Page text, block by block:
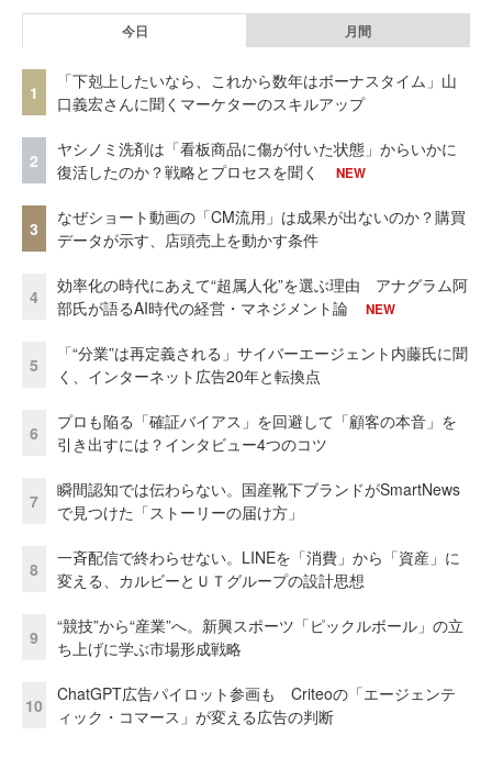
今日 月間
1
「下剋上したいなら、これから数年はボーナスタイム」山
口義宏さんに聞くマーケターのスキルアップ
2
ヤシノミ洗剤は「看板商品に傷が付いた状態」からいかに
復活したのか？戦略とプロセスを聞く
NEW
3
なぜショート動画の「CM流用」は成果が出ないのか？購買
データが示す、店頭売上を動かす条件
4
効率化の時代にあえて“超属人化”を選ぶ理由 アナグラム阿
部氏が語るAI時代の経営・マネジメント論
NEW
5
「“分業”は再定義される」サイバーエージェント内藤氏に聞
く、インターネット広告20年と転換点
6
プロも陥る「確証バイアス」を回避して「顧客の本音」を
引き出すには？インタビュー4つのコツ
7
瞬間認知では伝わらない。国産靴下ブランドがSmartNews
で見つけた「ストーリーの届け方」
8
一斉配信で終わらせない。LINEを「消費」から「資産」に
変える、カルビーとＵＴグループの設計思想
9
“競技”から“産業”へ。新興スポーツ「ピックルボール」の立
ち上げに学ぶ市場形成戦略
10
ChatGPT広告パイロット参画も Criteoの「エージェンテ
ィック・コマース」が変える広告の判断